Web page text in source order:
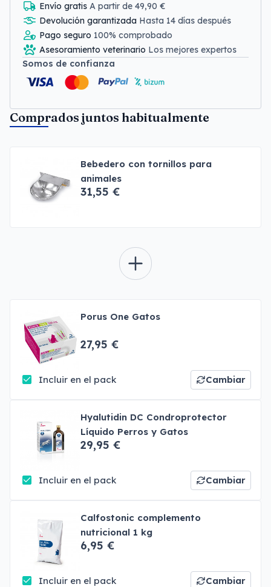
Envío gratis A partir de 49,90 €
Devolución garantizada Hasta 14 días después
Pago seguro 100% comprobado
Asesoramiento veterinario Los mejores expertos
Somos de confianza
Comprados juntos habitualmente
Bebedero con tornillos para
animales
31,55 €
Porus One Gatos
27,95 €
Incluir en el pack Cambiar
Hyalutidin DC Condroprotector
Líquido Perros y Gatos
29,95 €
Incluir en el pack Cambiar
Calfostonic complemento
nutricional 1 kg
6,95 €
Incluir en el pack Cambiar